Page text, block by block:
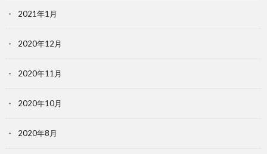
2021年1月
2020年12月
2020年11月
2020年10月
2020年8月